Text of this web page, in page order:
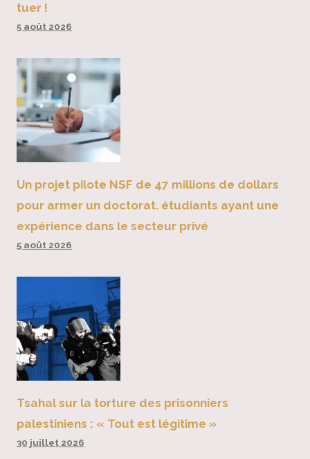
tuer !
5 août 2026
Un projet pilote NSF de 47 millions de dollars
pour armer un doctorat. étudiants ayant une
expérience dans le secteur privé
5 août 2026
Tsahal sur la torture des prisonniers
palestiniens : « Tout est légitime »
30 juillet 2026